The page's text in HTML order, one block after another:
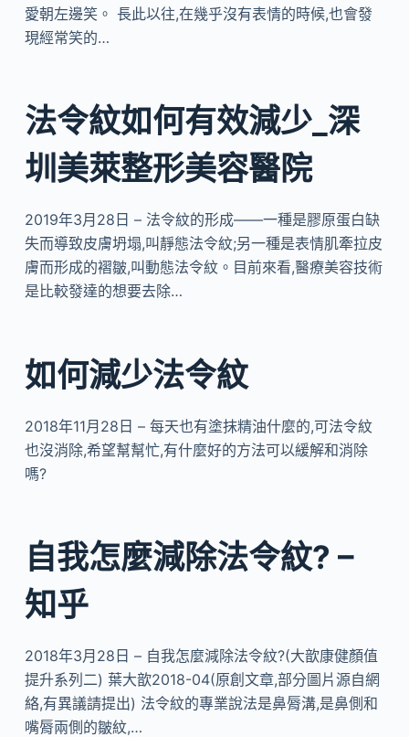
愛朝左邊笑。 長此以往,在幾乎沒有表情的時候,也會發
現經常笑的…
法令紋如何有效減少_深
圳美萊整形美容醫院
2019年3月28日 – 法令紋的形成——一種是膠原蛋白缺
失而導致皮膚坍塌,叫靜態法令紋;另一種是表情肌牽拉皮
膚而形成的褶皺,叫動態法令紋。目前來看,醫療美容技術
是比較發達的想要去除…
如何減少法令紋
2018年11月28日 – 每天也有塗抹精油什麼的,可法令紋
也沒消除,希望幫幫忙,有什麼好的方法可以緩解和消除
嗎?
自我怎麼減除法令紋? –
知乎
2018年3月28日 – 自我怎麼減除法令紋?(大歆康健顏值
提升系列二) 葉大歆2018-04(原創文章,部分圖片源自網
絡,有異議請提出) 法令紋的專業說法是鼻脣溝,是鼻側和
嘴脣兩側的皺紋,…